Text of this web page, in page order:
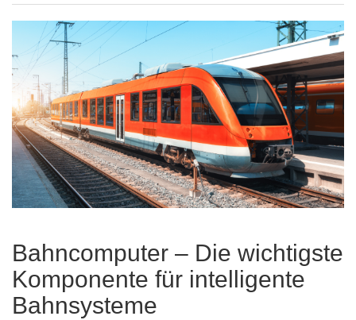
Bahncomputer – Die wichtigste
Komponente für intelligente
Bahnsysteme